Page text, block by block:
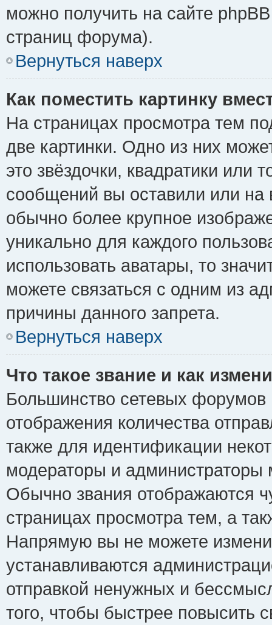
можно получить на сайте
страниц форума).
Вернуться наверх
Как поместить картинку
На страницах просмотра тем
две картинки. Одно из них
это звёздочки, квадратики или
сообщений вы оставили или
обычно более крупное
уникально для каждого
использовать аватары, то
можете связаться с одним из
причины данного запрета.
Вернуться наверх
Что такое звание и как
Большинство сетевых форумов
отображения количества
также для идентификации
модераторы и администраторы
Обычно звания отображаются
страницах просмотра тем, а
Напрямую вы не можете
устанавливаются
отправкой ненужных и
того, чтобы быстрее повысить